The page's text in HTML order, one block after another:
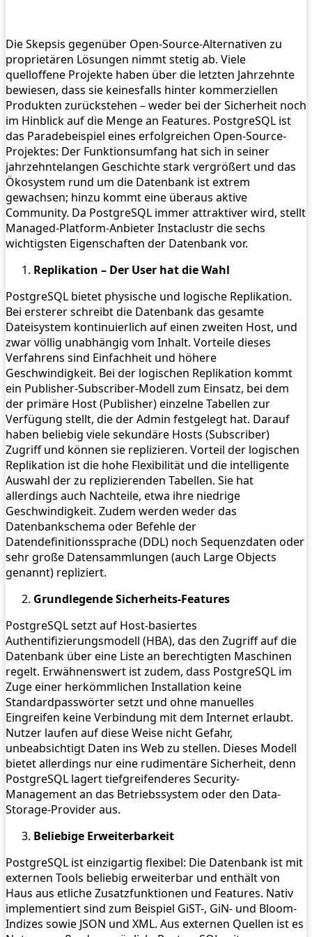
Die Skepsis gegenüber Open-Source-Alternativen zu
proprietären Lösungen nimmt stetig ab. Viele
quelloffene Projekte haben über die letzten Jahrzehnte
bewiesen, dass sie keinesfalls hinter kommerziellen
Produkten zurückstehen – weder bei der Sicherheit noch
im Hinblick auf die Menge an Features. PostgreSQL ist
das Paradebeispiel eines erfolgreichen Open-Source-
Projektes: Der Funktionsumfang hat sich in seiner
jahrzehntelangen Geschichte stark vergrößert und das
Ökosystem rund um die Datenbank ist extrem
gewachsen; hinzu kommt eine überaus aktive
Community. Da PostgreSQL immer attraktiver wird, stellt
Managed-Platform-Anbieter Instaclustr die sechs
wichtigsten Eigenschaften der Datenbank vor.
Replikation – Der User hat die Wahl
PostgreSQL bietet physische und logische Replikation.
Bei ersterer schreibt die Datenbank das gesamte
Dateisystem kontinuierlich auf einen zweiten Host, und
zwar völlig unabhängig vom Inhalt. Vorteile dieses
Verfahrens sind Einfachheit und höhere
Geschwindigkeit. Bei der logischen Replikation kommt
ein Publisher-Subscriber-Modell zum Einsatz, bei dem
der primäre Host (Publisher) einzelne Tabellen zur
Verfügung stellt, die der Admin festgelegt hat. Darauf
haben beliebig viele sekundäre Hosts (Subscriber)
Zugriff und können sie replizieren. Vorteil der logischen
Replikation ist die hohe Flexibilität und die intelligente
Auswahl der zu replizierenden Tabellen. Sie hat
allerdings auch Nachteile, etwa ihre niedrige
Geschwindigkeit. Zudem werden weder das
Datenbankschema oder Befehle der
Datendefinitionssprache (DDL) noch Sequenzdaten oder
sehr große Datensammlungen (auch Large Objects
genannt) repliziert.
Grundlegende Sicherheits-Features
PostgreSQL setzt auf Host-basiertes
Authentifizierungsmodell (HBA), das den Zugriff auf die
Datenbank über eine Liste an berechtigten Maschinen
regelt. Erwähnenswert ist zudem, dass PostgreSQL im
Zuge einer herkömmlichen Installation keine
Standardpasswörter setzt und ohne manuelles
Eingreifen keine Verbindung mit dem Internet erlaubt.
Nutzer laufen auf diese Weise nicht Gefahr,
unbeabsichtigt Daten ins Web zu stellen. Dieses Modell
bietet allerdings nur eine rudimentäre Sicherheit, denn
PostgreSQL lagert tiefgreifenderes Security-
Management an das Betriebssystem oder den Data-
Storage-Provider aus.
Beliebige Erweiterbarkeit
PostgreSQL ist einzigartig flexibel: Die Datenbank ist mit
externen Tools beliebig erweiterbar und enthält von
Haus aus etliche Zusatzfunktionen und Features. Nativ
implementiert sind zum Beispiel GiST-, GiN- und Bloom-
Indizes sowie JSON und XML. Aus externen Quellen ist es